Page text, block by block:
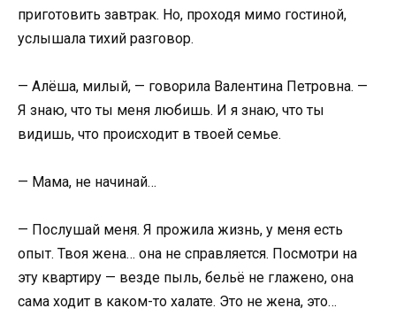
приготовить завтрак. Но, проходя мимо гостиной,
услышала тихий разговор.
— Алёша, милый, — говорила Валентина Петровна. —
Я знаю, что ты меня любишь. И я знаю, что ты
видишь, что происходит в твоей семье.
— Мама, не начинай…
— Послушай меня. Я прожила жизнь, у меня есть
опыт. Твоя жена… она не справляется. Посмотри на
эту квартиру — везде пыль, бельё не глажено, она
сама ходит в каком-то халате. Это не жена, это…